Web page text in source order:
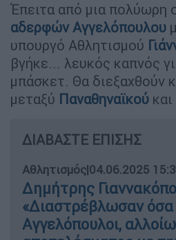
Έπειτα από μια πολύωρη
αδερφών Αγγελόπουλου
υπουργό Αθλητισμού
βγήκε... λευκός καπνός
μπάσκετ. Θα διεξαχθούν
μεταξύ Παναθηναϊκού και
ΔΙΑΒΑΣΤΕ ΕΠΙΣΗΣ
Αθλητισμός|04.06.2025
Δημήτρης
«Διαστρέβλωσαν όσα
Αγγελόπουλοι,